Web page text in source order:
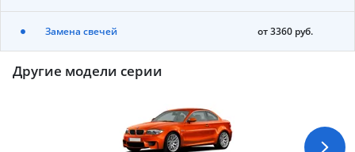
Замена свечей от 3360 руб.
Другие модели серии